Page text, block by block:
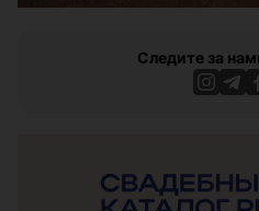
Следите за